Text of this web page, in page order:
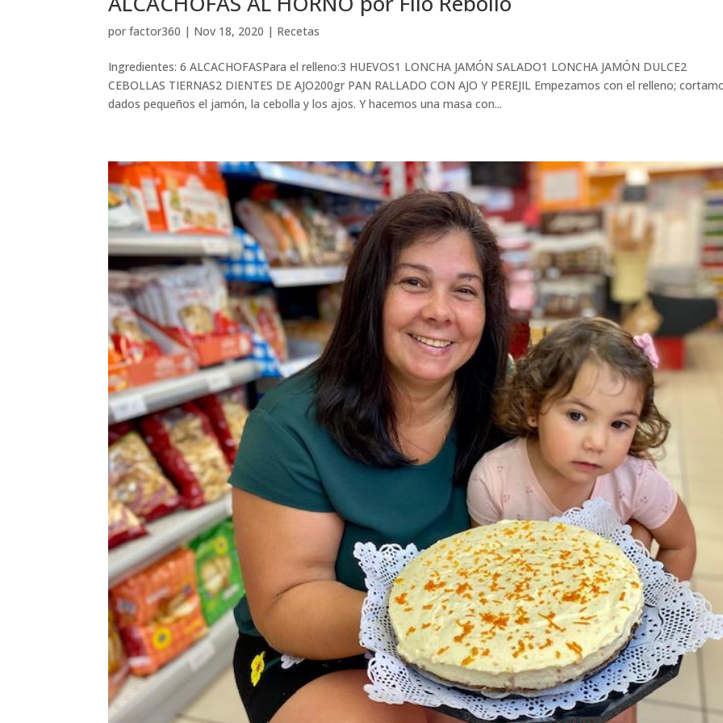
porfactor360 | Nov 18, 2020 | Recetas
Ingredientes: 6 ALCACHOFASPara el relleno:3 HUEVOS1 LONCHA JAMÓN SALADO1 LONCHA JAMÓN DULCE2
CEBOLLAS TIERNAS2 DIENTES DE AJO200gr PAN RALLADO CON AJO Y PEREJIL Empezamos con el relleno;
dados pequeños el jamón, la cebolla y los ajos. Y hacemos una masa con...